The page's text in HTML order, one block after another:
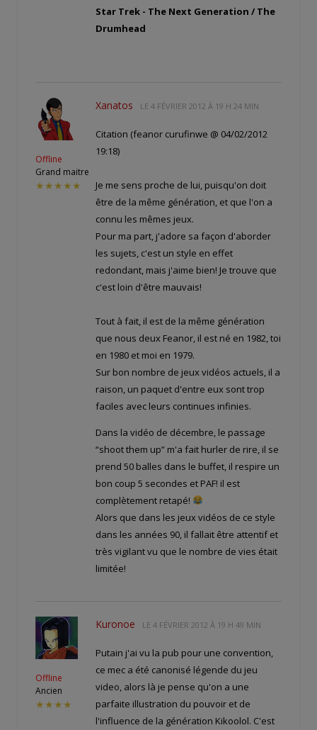
Star Trek - The Next Generation / The
Drumhead
Offline
Grand maitre
★★★★★
Xanatos LE 4 FÉVRIER 2012 À 19 H 24 MIN
Citation (feanor curufinwe @ 04/02/2012
19:18)
Je me sens proche de lui, puisqu'on doit
être de la même génération, et que l'on a
connu les mêmes jeux.
Pour ma part, j'adore sa façon d'aborder
les sujets, c'est un style en effet
redondant, mais j'aime bien! Je trouve que
c'est loin d'être mauvais!
Tout à fait, il est de la même génération
que nous deux Feanor, il est né en 1982, toi
en 1980 et moi en 1979.
Sur bon nombre de jeux vidéos actuels, il a
raison, un paquet d'entre eux sont trop
faciles avec leurs continues infinies.
Dans la vidéo de décembre, le passage
“shoot them up” m'a fait hurler de rire, il se
prend 50 balles dans le buffet, il respire un
bon coup 5 secondes et PAF! il est
complètement retapé!
Alors que dans les jeux vidéos de ce style
dans les années 90, il fallait être attentif et
très vigilant vu que le nombre de vies était
limitée!
Offline
Ancien
★★★★
Kuronoe LE 4 FÉVRIER 2012 À 19 H 49 MIN
Putain j'ai vu la pub pour une convention,
ce mec a été canonisé légende du jeu
video, alors là je pense qu'on a une
parfaite illustration du pouvoir et de
l'influence de la génération Kikoolol. C'est